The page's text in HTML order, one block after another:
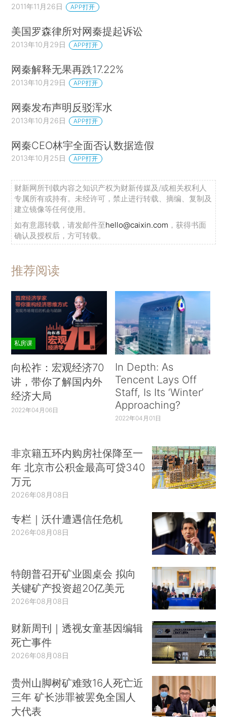
2011年11月26日 APP打开
美国罗森律所对网秦提起诉讼
2013年10月29日 APP打开
网秦解释无果再跌17.22%
2013年10月29日 APP打开
网秦发布声明反驳浑水
2013年10月26日 APP打开
网秦CEO林宇全面否认数据造假
2013年10月25日 APP打开
财新网所刊载内容之知识产权为财新传媒及/或相关权利人
专属所有或持有。未经许可，禁止进行转载、摘编、复制及
建立镜像等任何使用。
如有意愿转载，请发邮件至hello@caixin.com ，获得书面
确认及授权后，方可转载。
推荐阅读
私房课
向松祚：宏观经济70
讲，带你了解国内外
经济大局
2022年04月06日
In Depth: As
Tencent Lays Off
Staff, Is Its ‘Winter’
Approaching?
2022年04月01日
非京籍五环内购房社保降至一
年 北京市公积金最高可贷340
万元
2026年08月08日
专栏｜沃什遭遇信任危机
2026年08月08日
特朗普召开矿业圆桌会 拟向
关键矿产投资超20亿美元
2026年08月08日
财新周刊｜透视女童基因编辑
死亡事件
2026年08月08日
贵州山脚树矿难致16人死亡近
三年 矿长涉罪被罢免全国人
大代表